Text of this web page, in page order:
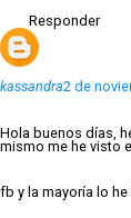
Responder
kassandra2 de
Hola buenos días,
mismo me he visto
fb y la mayoría lo